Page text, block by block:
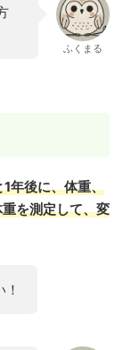
ふくまる
年後に、体重、
を測定して、変